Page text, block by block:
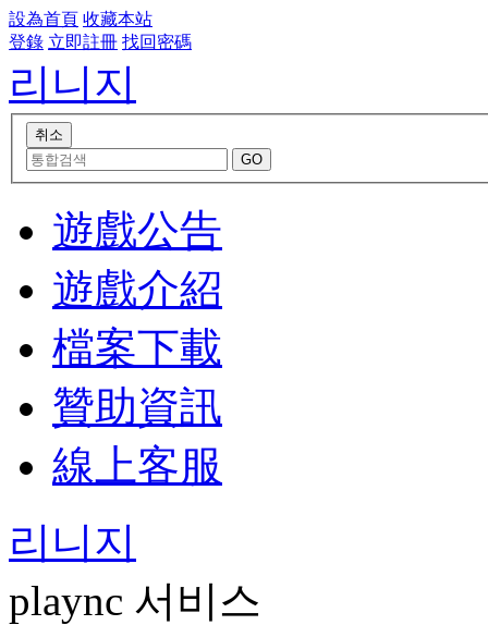
設為首頁 收藏本站
登錄 立即註冊 找回密碼
리니지
遊戲公告
遊戲介紹
檔案下載
贊助資訊
線上客服
리니지
plaync 서비스